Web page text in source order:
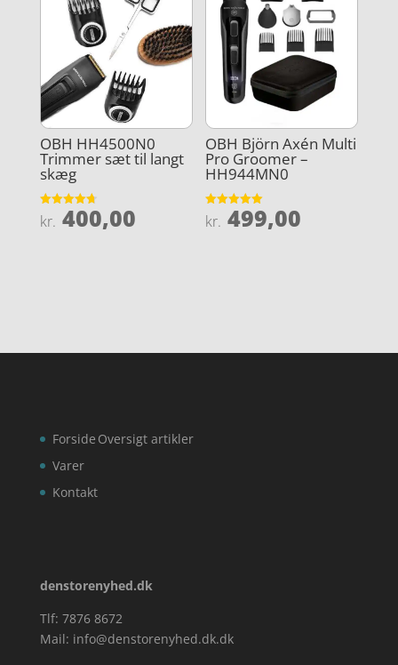
OBH HH4500N0
Trimmer sæt til langt
skæg
Vurderet
4.7
kr. 400,00
OBH Björn Axén Multi
Pro Groomer –
HH944MN0
Vurderet
5
kr. 499,00
Forside
Varer
Kontakt
Oversigt artikler
denstorenyhed.dk
Tlf: 7876 8672
Mail: info@denstorenyhed.dk.dk